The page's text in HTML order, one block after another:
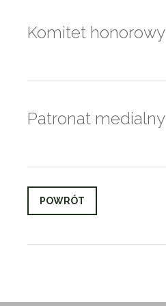
Komitet honorowy
Patronat medialny
POWRÓT